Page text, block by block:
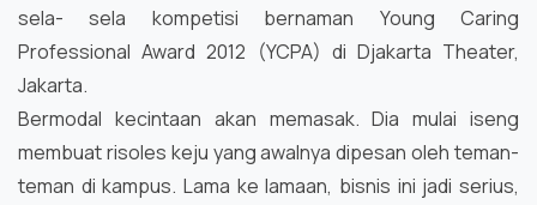
sela- sela kompetisi bernaman Young Caring
Professional Award 2012 (YCPA) di Djakarta Theater,
Jakarta.
Bermodal kecintaan akan memasak. Dia mulai iseng
membuat risoles keju yang awalnya dipesan oleh teman-
teman di kampus. Lama ke lamaan, bisnis ini jadi serius,